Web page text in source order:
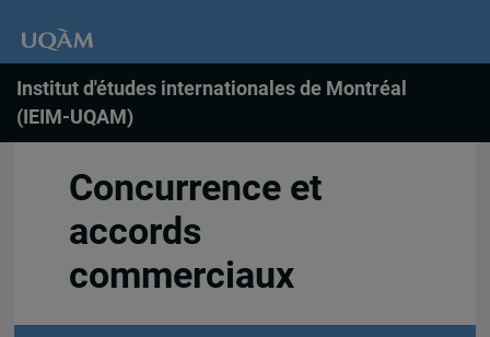
Institut d'études internationales de Montréal
(IEIM-UQAM)
Concurrence et
accords
commerciaux